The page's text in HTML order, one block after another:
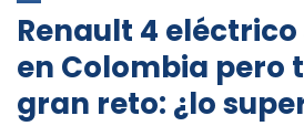
Renault 4 eléctrico
en Colombia pero
gran reto: ¿lo